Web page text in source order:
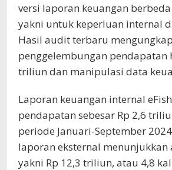
versi laporan keuangan
yakni untuk keperluan internal
Hasil audit terbaru
penggelembungan pendapatan
triliun dan manipulasi data
Laporan keuangan internal
pendapatan sebesar Rp 2,6
periode Januari-September
laporan eksternal menunjukkan
yakni Rp 12,3 triliun, atau 4,8